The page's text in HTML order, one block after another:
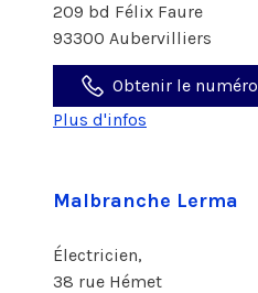
209 bd Félix Faure
93300 Aubervilliers
Obtenir le numéro
Plus d'infos
Malbranche Lerma
Électricien,
38 rue Hémet